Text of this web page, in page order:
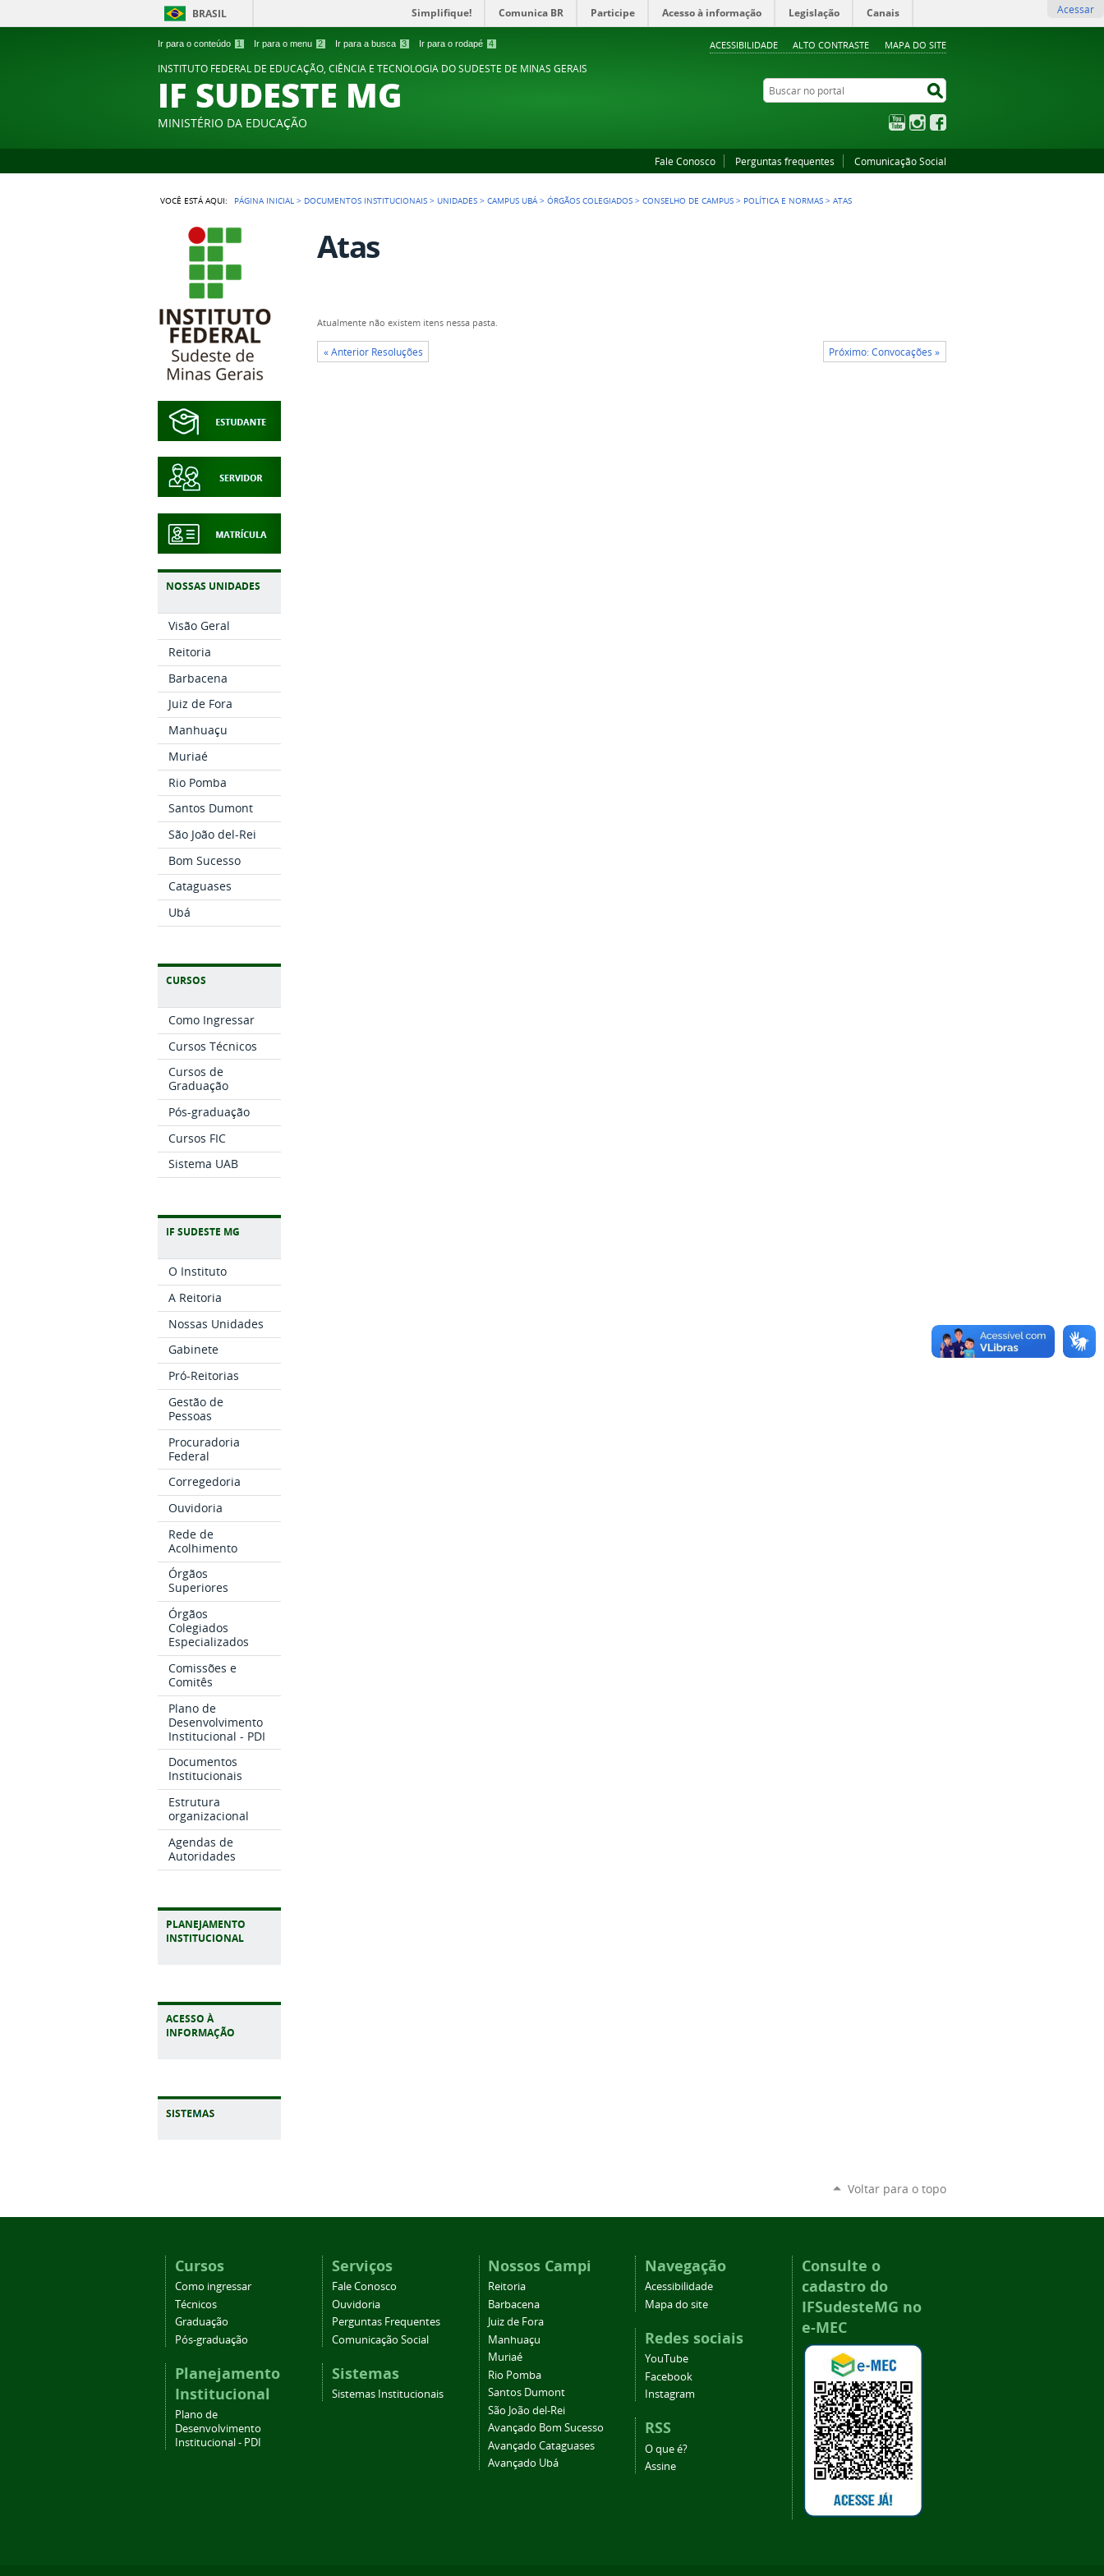
Ir para o conteúdo 1 Ir para o menu 2 Ir para a busca 3 Ir para o rodapé 4 ACESSIBILIDADE ALTO CONTRASTE MAPA DO SITE
BRASIL Simplifique! Comunica BR Participe Acesso à informação Legislação Canais Acessar
INSTITUTO FEDERAL DE EDUCAÇÃO, CIÊNCIA E TECNOLOGIA DO SUDESTE DE MINAS GERAIS
IF SUDESTE MG
MINISTÉRIO DA EDUCAÇÃO
Buscar no portal
YouTubeInstagram
Fale Conosco Perguntas frequentes Comunicação Social
VOCÊ ESTÁ AQUI: PÁGINA INICIAL > DOCUMENTOS INSTITUCIONAIS > UNIDADES >CAMPUS UBÁ >ÓRGÃOS COLEGIADOS >CONSELHO DE CAMPUS > POLÍTICA E NORMAS >ATAS
NOSSAS UNIDADES
Visão Geral
Reitoria
Barbacena
Juiz de Fora
Manhuaçu
Muriaé
Rio Pomba
Santos Dumont
São João del-Rei
Bom Sucesso
Cataguases
Ubá
CURSOS
Como Ingressar
Cursos Técnicos
Cursos de
Graduação
Pós-graduação
Cursos FIC
Sistema UAB
IF SUDESTE MG
O Instituto
A Reitoria
Nossas Unidades
Gabinete
Pró-Reitorias
Gestão de
Pessoas
Procuradoria
Federal
Corregedoria
Ouvidoria
Rede de
Acolhimento
Órgãos
Superiores
Órgãos
Colegiados
Especializados
Comissões e
Comitês
Plano de
Desenvolvimento
Institucional - PDI
Documentos
Institucionais
Estrutura
organizacional
Agendas de
Autoridades
PLANEJAMENTO
INSTITUCIONAL
ACESSO À
INFORMAÇÃO
Atas
Atualmente não existem itens nessa pasta.
« Anterior Resoluções Próximo: Convocações »
Voltar para o topo
Cursos
Como ingressar
Técnicos
Graduação
Pós-graduação
Planejamento
Institucional
Plano de
Desenvolvimento
Institucional - PDI
Serviços
Fale Conosco
Ouvidoria
Perguntas Frequentes
Comunicação Social
Sistemas
Sistemas Institucionais
Nossos Campi
Reitoria
Barbacena
Juiz de Fora
Manhuaçu
Muriaé
Rio Pomba
Santos Dumont
São João del-Rei
Avançado Bom Sucesso
Avançado Cataguases
Avançado Ubá
Navegação
Acessibilidade
Mapa do site
Redes sociais
YouTube
Facebook
Instagram
RSS
O que é?
Assine
Consulte o
cadastro do
IFSudesteMG no
e-MEC